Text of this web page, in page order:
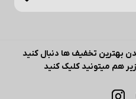
بهترین تخفیف ها دنبال کنید